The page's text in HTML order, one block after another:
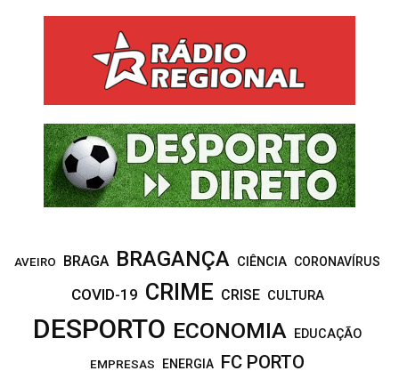
AVEIRO BRAGA BRAGANÇA CIÊNCIA CORONAVÍRUS
COVID-19 CRIME CRISE CULTURA
DESPORTO ECONOMIA EDUCAÇÃO
EMPRESAS ENERGIA FC PORTO